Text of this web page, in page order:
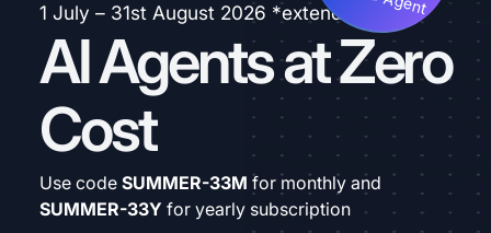
1 July – 31st August 2026 *extended
AI Agents at Zero
Cost
Use code SUMMER-33M for monthly and
SUMMER-33Y for yearly subscription